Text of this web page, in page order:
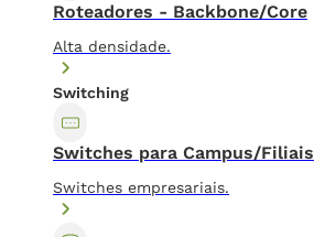
Roteadores - Backbone/Core
Alta densidade.
Switching
Switches para Campus/Filiais
Switches empresariais.